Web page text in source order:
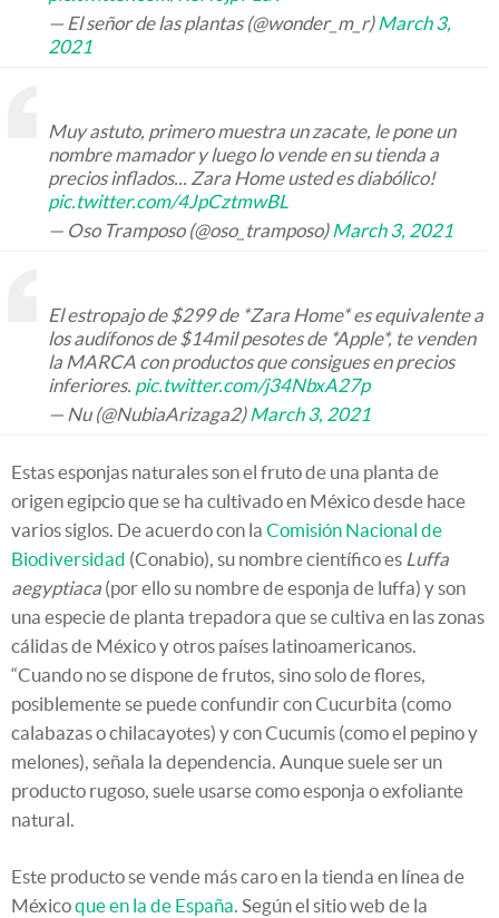
— El señor de las plantas (@wonder_m_r)March 3,
2021
Muy astuto, primero muestra un zacate, le pone un
nombre mamador y luego lo vende en su tienda a
precios inflados... Zara Home usted es diabólico!
pic.twitter.com/4JpCztmwBL
— Oso Tramposo (@oso_tramposo)March 3, 2021
El estropajo de $299 de *Zara Home* es equivalente a
los audífonos de $14mil pesotes de *Apple*, te venden
la MARCA con productos que consigues en precios
inferiores. pic.twitter.com/j34NbxA27p
— Nu (@NubiaArizaga2)March 3, 2021
Estas esponjas naturales son el fruto de una planta de
origen egipcio que se ha cultivado en México desde hace
varios siglos. De acuerdo con la Comisión Nacional de
Biodiversidad (Conabio), su nombre científico es Luffa
aegyptiaca (por ello su nombre de esponja de luffa) y son
una especie de planta trepadora que se cultiva en las zonas
cálidas de México y otros países latinoamericanos.
“Cuando no se dispone de frutos, sino solo de flores,
posiblemente se puede confundir con Cucurbita (como
calabazas o chilacayotes) y con Cucumis (como el pepino y
melones), señala la dependencia. Aunque suele ser un
producto rugoso, suele usarse como esponja o exfoliante
natural.
Este producto se vende más caro en la tienda en línea de
Méxicoque en la de España. Según el sitio web de la